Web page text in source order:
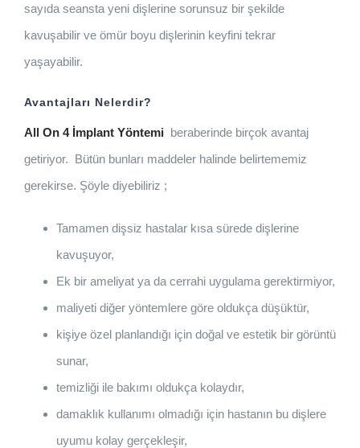
sayıda seansta yeni dişlerine sorunsuz bir şekilde
kavuşabilir ve ömür boyu dişlerinin keyfini tekrar
yaşayabilir.
Avantajları Nelerdir?
All On 4 İmplant Yöntemi beraberinde birçok avantaj
getiriyor. Bütün bunları maddeler halinde belirtememiz
gerekirse. Şöyle diyebiliriz ;
Tamamen dişsiz hastalar kısa sürede dişlerine
kavuşuyor,
Ek bir ameliyat ya da cerrahi uygulama gerektirmiyor,
maliyeti diğer yöntemlere göre oldukça düşüktür,
kişiye özel planlandığı için doğal ve estetik bir görüntü
sunar,
temizliği ile bakımı oldukça kolaydır,
damaklık kullanımı olmadığı için hastanın bu dişlere
uyumu kolay gerçekleşir,